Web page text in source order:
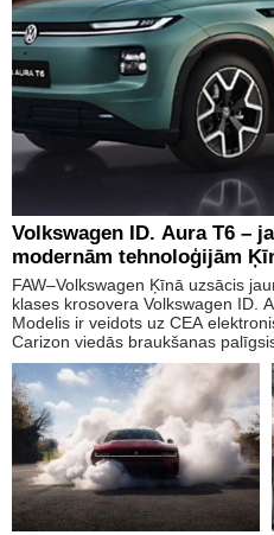
Volkswagen ID. Aura T6 –
modernām tehnoloģijām
FAW–Volkswagen Ķīnā uzsācis
klases krosovera Volkswagen ID.
Modelis ir veidots uz CEA
Carizon viedās braukšanas